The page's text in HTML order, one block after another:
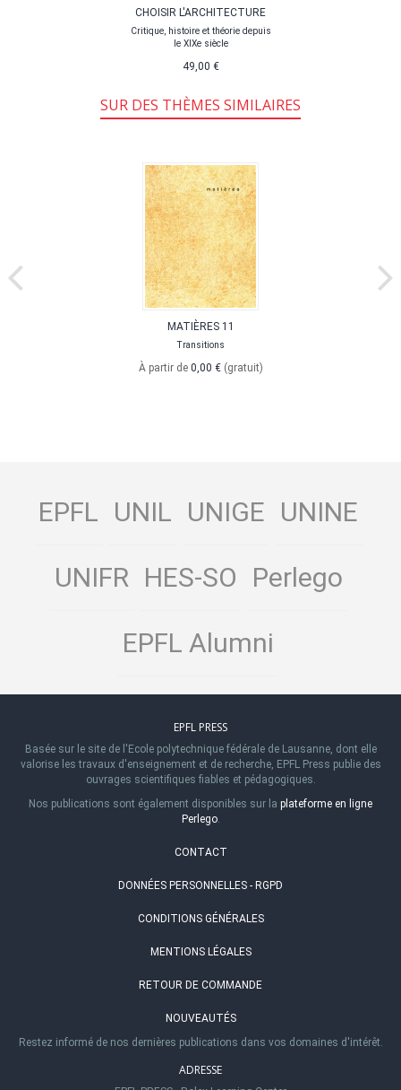
CHOISIR L'ARCHITECTURE
Critique, histoire et théorie depuis
le XIXe siècle
49,00 €
SUR DES THÈMES SIMILAIRES
MATIÈRES 11
Transitions
À partir de 0,00 € (gratuit)
EPFL UNIL UNIGE UNINE
UNIFR HES-SO Perlego
EPFL Alumni
EPFL PRESS
Basée sur le site de l'Ecole polytechnique fédérale de Lausanne, dont elle
valorise les travaux d'enseignement et de recherche, EPFL Press publie des
ouvrages scientifiques fiables et pédagogiques.
Nos publications sont également disponibles sur la plateforme en ligne
Perlego.
CONTACT
DONNÉES PERSONNELLES - RGPD
CONDITIONS GÉNÉRALES
MENTIONS LÉGALES
RETOUR DE COMMANDE
NOUVEAUTÉS
Restez informé de nos dernières publications dans vos domaines d'intérêt.
ADRESSE